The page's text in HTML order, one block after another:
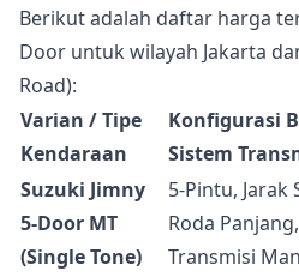
Berikut adalah daftar harga
Door untuk wilayah Jakarta
Road):
Varian / Tipe
Kendaraan
Konfigurasi
Sistem
Suzuki Jimny
5-Door MT
(Single Tone)
5-Pintu, Jarak
Roda Panjang,
Transmisi